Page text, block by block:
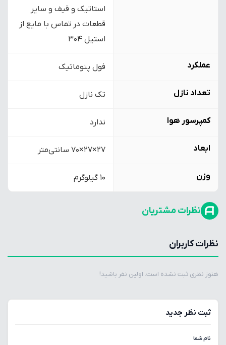
استاتیک و قیف و سایر
قطعات در تماس با مایع از
استیل 304
عملکرد فول پنوماتیک
تعداد نازل تک نازل
کمپرسور هوا ندارد
ابعاد 27×27×70 سانتی‌متر
وزن 10 گیلوگرم
نظرات مشتریان
نظرات کاربران
هنوز نظری ثبت نشده است. اولین نفر باشید!
ثبت نظر جدید
نام شما